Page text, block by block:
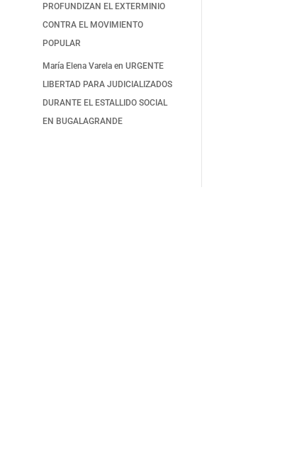
PROFUNDIZAN EL EXTERMINIO
CONTRA EL MOVIMIENTO
POPULAR
María Elena Varela enURGENTE
LIBERTAD PARA JUDICIALIZADOS
DURANTE EL ESTALLIDO SOCIAL
EN BUGALAGRANDE